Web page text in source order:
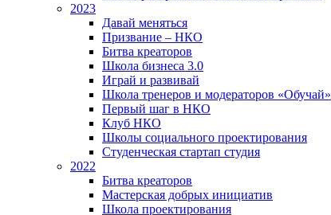
2023
Давай меняться
Призвание – НКО
Битва креаторов
Школа бизнеса 3.0
Играй и развивай
Школа тренеров и модераторов «Обучай»
Первый шаг в НКО
Клуб НКО
Школы социального проектирования
Студенческая стартап студия
2022
Битва креаторов
Мастерская добрых инициатив
Школа проектирования